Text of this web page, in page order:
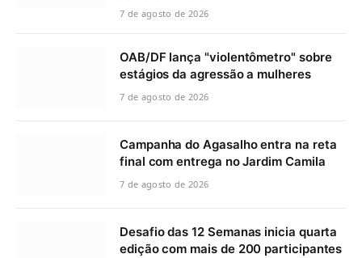
7 de agosto de 2026
OAB/DF lança "violentômetro" sobre
estágios da agressão a mulheres
7 de agosto de 2026
Campanha do Agasalho entra na reta
final com entrega no Jardim Camila
7 de agosto de 2026
Desafio das 12 Semanas inicia quarta
edição com mais de 200 participantes